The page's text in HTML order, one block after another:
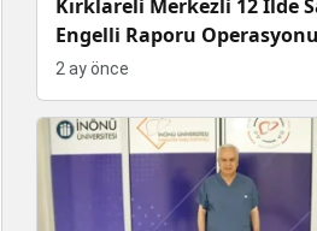
Kırklareli Merkezli 12 İlde
Engelli Raporu
Aralarında Doktorların da
2 ay önce